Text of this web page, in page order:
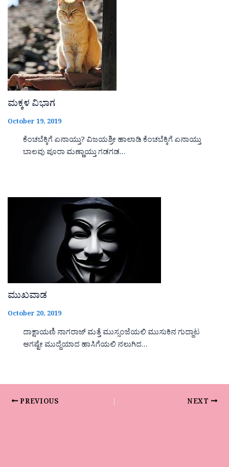
ಮಕ್ಕಳ ವಿಭಾಗ
October 19, 2019
ಕೆಂಚಬೆಕ್ಕಿಗೆ ಏನಾಯ್ತು? ವಿಜಯಶ್ರೀ ಹಾಲಾಡಿ ಕೆಂಚಬೆಕ್ಕಿಗೆ ಏನಾಯ್ತು
ಬಾಲವು ಪೂರಾ ಮಣ್ಣಾಯ್ತು ಗಡಗಡ…
ಮುಖವಾಡ
October 20, 2019
ದಾಕ್ಷಾಯಣಿ ನಾಗರಾಜ್ ಮತ್ತೆ ಮುಸ್ಸಂಜೆಯಲಿ ಮುಸುಕಿನ ಗುದ್ದಾಟ
ಆಗಷ್ಟೇ ಮುದ್ದೆಯಾದ ಹಾಸಿಗೆಯಲಿ ನಲುಗಿದ…
PREVIOUS NEXT